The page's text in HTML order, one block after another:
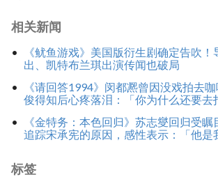
相关新闻
《鱿鱼游戏》美国版衍生剧确定告吹！
出、凯特布兰琪出演传闻也破局
《请回答1994》闵都凞曾因没戏拍去
俊得知后心疼落泪：「你为什么还要去
《金特务：本色回归》苏志燮回归受
追踪宋承宪的原因，感性表示：「他是
标签